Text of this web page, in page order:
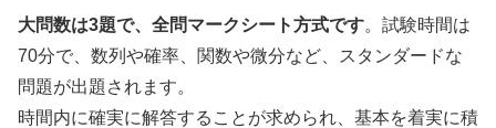
大問数は3題で、全問マークシート方式です。試験時間は
70分で、数列や確率、関数や微分など、スタンダードな
問題が出題されます。
時間内に確実に解答することが求められ、基本を着実に積